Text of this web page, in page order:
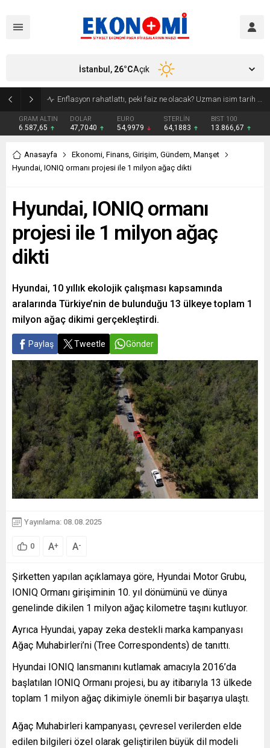
Bakan Kurum: Atık artış hızı yarı yarıya inmeli
GRAM ALTIN
6.587,65
DOLAR
47,7040
EURO
54,9979
STERLİN
64,1883
BIST 100
13.866,67
İstanbul, 26°CAçık
Anasayfa Ekonomi, Finans, Girişim, Gündem, Manşet
Hyundai, IONIQ ormanı projesi ile 1 milyon ağaç dikti
Hyundai, IONIQ ormanı
projesi ile 1 milyon ağaç
dikti
Hyundai, 10 yıllık ekolojik çalışması kapsamında
aralarında Türkiye’nin de bulunduğu 13 ülkeye toplam 1
milyon ağaç dikimi gerçekleştirdi.
Paylaş Tweetle Gönder
Yayınlama: 08.08.2025
0 A+ A-
Şirketten yapılan açıklamaya göre, Hyundai Motor Grubu,
IONIQ Ormanı girişiminin 10. yıl dönümünü ve dünya
genelinde dikilen 1 milyon ağaç kilometre taşını kutluyor.
Ayrıca Hyundai, yapay zeka destekli marka kampanyası
Ağaç Muhabirleri’ni (Tree Correspondents) de tanıttı.
Hyundai IONIQ lansmanını kutlamak amacıyla 2016’da
başlatılan IONIQ Ormanı projesi, bu ay itibarıyla 13 ülkede
toplam 1 milyon ağaç dikimiyle önemli bir başarıya ulaştı.
Ağaç Muhabirleri kampanyası, çevresel verilerden elde
edilen bilgileri özel olarak geliştirilen büyük dil modeli